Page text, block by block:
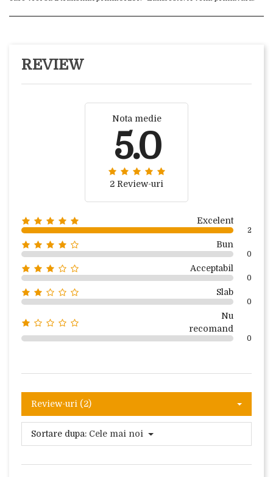
REVIEW
Nota medie
5.0
2 Review-uri
Excelent
2
Bun
0
Acceptabil
0
Slab
0
Nu
recomand
0
Review-uri (2)
Sortare dupa: Cele mai noi